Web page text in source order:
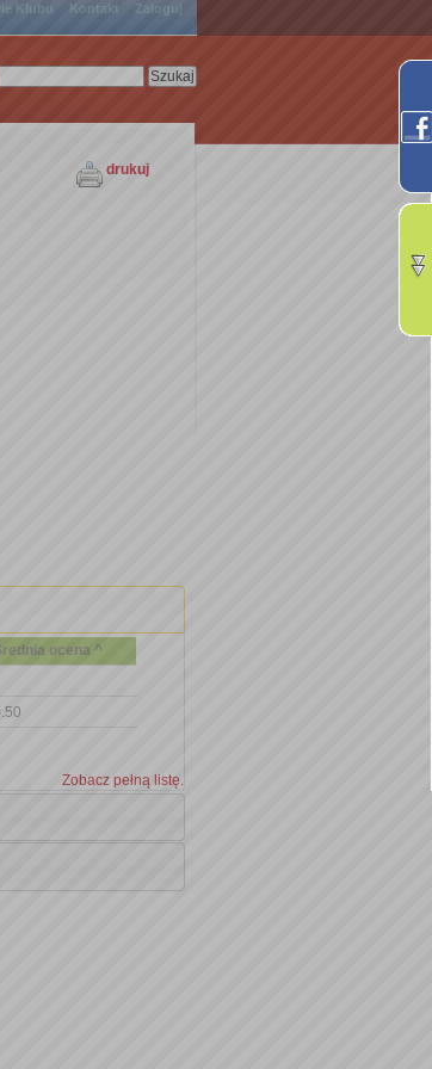
Klubu Kontakt Zaloguj
drukuj
ocena ^
Zobacz pełną listę.